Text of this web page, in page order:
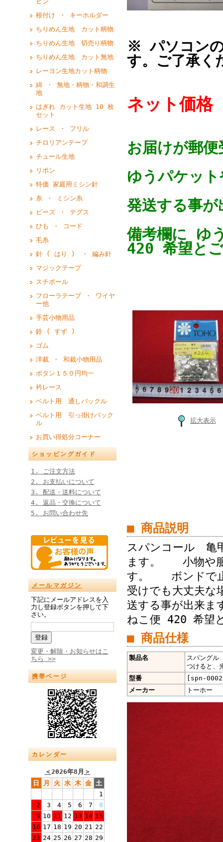
根付け ・ キーホルダー
ちりめん生地 カット柄物
ちりめん生地 切売り柄物
ちりめん生地 カット無地
レーヨン生地カット柄物
綿 ・ 無地・柄物・和調生
地
はぎれ カット生地 10 枚
セット
レース ・ フリル
チロリアンテープ
チュール生地
リボン
特価 家庭用ミシン針
糸 ・ ミシン糸
ビーズ ・ テグス
ひも ・ コード
毛糸
針 ( はり ) ・ 編み針
マジックテープ
スチボール
フローラテープ ・ ワイヤ
ー他
手芸小物用品
鈴 ( すず )
ゴム
洋裁 ・ 和裁小物用品
ボタン１５０円均一
衿レース
ベルト用 通しバックル
ベルト用 引っ掛けバック
ル
お買い得処分コーナー
ショッピングガイド
1. ご注文方法
2. お支払いについて
3. 配送・送料について
4. 返品・交換について
5. お問い合わせ先
メールマガジン
下記にメールアドレスを入
力し登録ボタンを押して下
さい。
変更・解除・お知らせはこ
ちら >>
携帯ページ
カレンダー
＜2026年8月 ＞
日
月 火 水 木 金 土
1
2
3 4 5 6 7
8
9 10 11 12 13 14 15
16 17 18 19 20 21 22
23 24 25 26 27 28 29
※ パソコンの
す。ご了承く
ネット価
お届けが郵
ゆうパケッ
発送する事が
備考欄に ゆ
420 希望と
拡大表示
■ 商品説明
スパンコール 亀
ます。 小物や服
す。 ボンドで
受けでも大丈夫
送する事が出来ま
ねこ便 420 希望
■ 商品仕様
製品名
スパング
つけると
型番
[spn-
メーカー
トーホー